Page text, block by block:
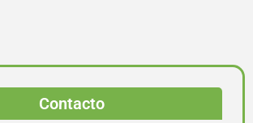
Contacto